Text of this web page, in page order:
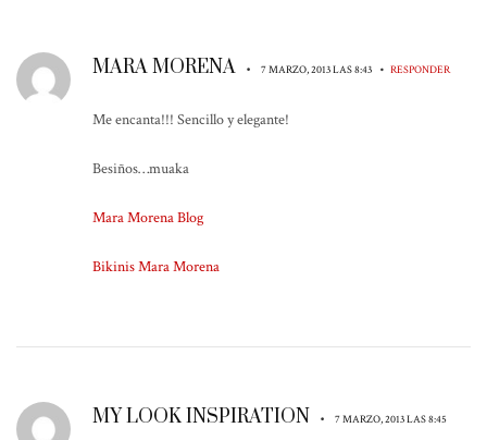
MARA MORENA • 7 MARZO, 2013 LAS 8:43 • RESPONDER
Me encanta!!! Sencillo y elegante!
Besiños…muaka
Mara Morena Blog
Bikinis Mara Morena
MY LOOK INSPIRATION • 7 MARZO, 2013 LAS 8:45